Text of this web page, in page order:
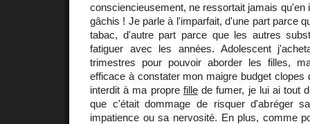
consciencieusement, ne ressortait jamais qu'en
gâchis ! Je parle à l'imparfait, d'une part parce
tabac, d'autre part parce que les autres
fatiguer avec les années. Adolescent
trimestres pour pouvoir aborder les filles,
efficace à constater mon maigre budget clopes
interdit à ma propre fillede fumer, je lui ai tout
que c'était dommage de risquer d'abréger
impatience ou sa nervosité. En plus, comme